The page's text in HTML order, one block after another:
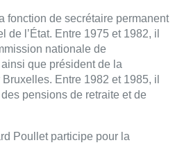
fonction de secrétaire permanent
de l’État. Entre 1975 et 1982, il
nationale de
que président de la
Entre 1982 et 1985, il
pensions de retraite et de
Poullet participe pour la